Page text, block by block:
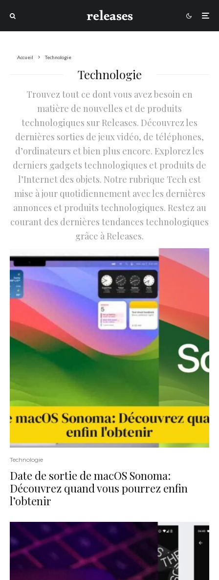
Accueil Technologie
Technologie
Trouvez tout ce dont vous avez besoin en
matière de nouvelles et de produits
technologiques sur Releases. Découvrez les
dernières sorties de jeux vidéo, de téléphones,
d’ordinateurs et bien plus encore. Explorez les
derniers gadgets technologiques et produits de
l’Internet des objets. Notre rubrique Tech est
mise à jour quotidiennement avec les dernières
annonces et produits technologiques. Restez au
courant des dernières tendances technologiques
grâce à Releases.
Technologie
Date de sortie de macOS Sonoma:
Découvrez quand vous pourrez enfin
l’obtenir